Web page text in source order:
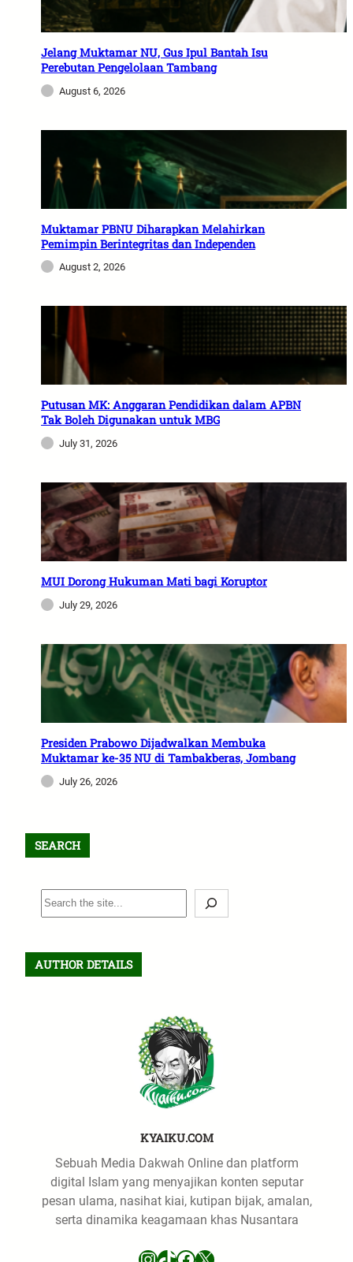
Jelang Muktamar NU, Gus Ipul Bantah Isu
Perebutan Pengelolaan Tambang
August 6, 2026
Muktamar PBNU Diharapkan Melahirkan
Pemimpin Berintegritas dan Independen
August 2, 2026
Putusan MK: Anggaran Pendidikan dalam APBN
Tak Boleh Digunakan untuk MBG
July 31, 2026
MUI Dorong Hukuman Mati bagi Koruptor
July 29, 2026
Presiden Prabowo Dijadwalkan Membuka
Muktamar ke-35 NU di Tambakberas, Jombang
July 26, 2026
SEARCH
S
e
r
c
AUTHOR DETAILS
KYAIKU.COM
Sebuah Media Dakwah Online dan platform
digital Islam yang menyajikan konten seputar
pesan ulama, nasihat kiai, kutipan bijak, amalan,
serta dinamika keagamaan khas Nusantara